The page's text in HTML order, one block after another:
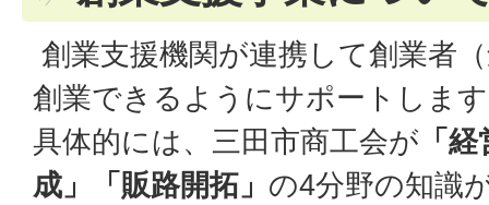
創業支援機関が連携して創業者
創業できるようにサポートしま
具体的には、三田市商工会が 「
成」「販路開拓」 の4分野の知識